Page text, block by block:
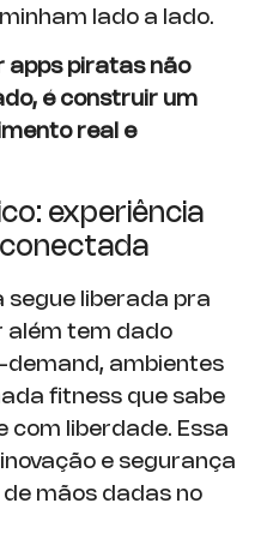
lado a lado.
apps piratas não
é construir um
real e
experiência
segue liberada pra
além tem dado
demand, ambientes
fitness que sabe
com liberdade. Essa
e segurança
mãos dadas no